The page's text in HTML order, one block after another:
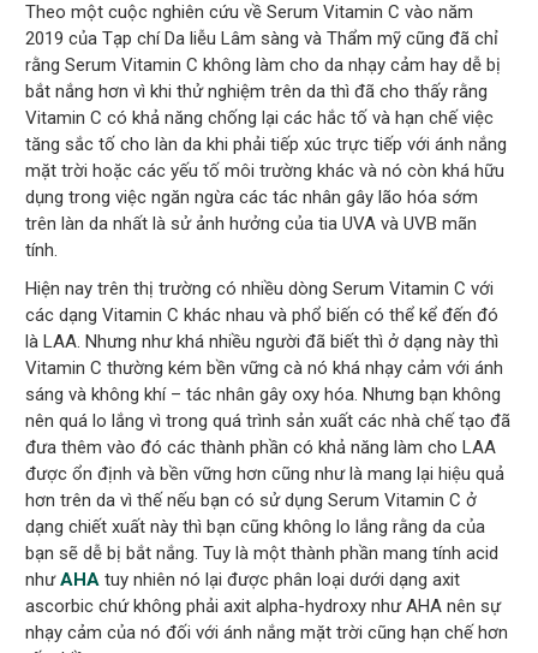
Theo một cuộc nghiên cứu về Serum Vitamin C vào năm
2019 của Tạp chí Da liễu Lâm sàng và Thẩm mỹ cũng đã chỉ
rằng Serum Vitamin C không làm cho da nhạy cảm hay dễ bị
bắt nắng hơn vì khi thử nghiệm trên da thì đã cho thấy rằng
Vitamin C có khả năng chống lại các hắc tố và hạn chế việc
tăng sắc tố cho làn da khi phải tiếp xúc trực tiếp với ánh nắng
mặt trời hoặc các yếu tố môi trường khác và nó còn khá hữu
dụng trong việc ngăn ngừa các tác nhân gây lão hóa sớm
trên làn da nhất là sử ảnh hưởng của tia UVA và UVB mãn
tính.
Hiện nay trên thị trường có nhiều dòng Serum Vitamin C với
các dạng Vitamin C khác nhau và phổ biến có thể kể đến đó
là LAA. Nhưng như khá nhiều người đã biết thì ở dạng này thì
Vitamin C thường kém bền vững cà nó khá nhạy cảm với ánh
sáng và không khí – tác nhân gây oxy hóa. Nhưng bạn không
nên quá lo lắng vì trong quá trình sản xuất các nhà chế tạo đã
đưa thêm vào đó các thành phần có khả năng làm cho LAA
được ổn định và bền vững hơn cũng như là mang lại hiệu quả
hơn trên da vì thế nếu bạn có sử dụng Serum Vitamin C ở
dạng chiết xuất này thì bạn cũng không lo lắng rằng da của
bạn sẽ dễ bị bắt nắng. Tuy là một thành phần mang tính acid
nhưAHA tuy nhiên nó lại được phân loại dưới dạng axit
ascorbic chứ không phải axit alpha-hydroxy như AHA nên sự
nhạy cảm của nó đối với ánh nắng mặt trời cũng hạn chế hơn